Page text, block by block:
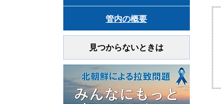
管内の概要
見つからないときは